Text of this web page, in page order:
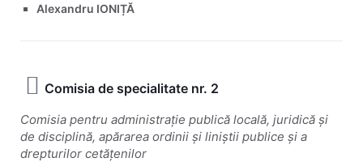
Alexandru IONIȚĂ
Comisia de specialitate nr. 2
Comisia pentru administrație publică locală, juridică și
de disciplină, apărarea ordinii și liniștii publice și a
drepturilor cetățenilor